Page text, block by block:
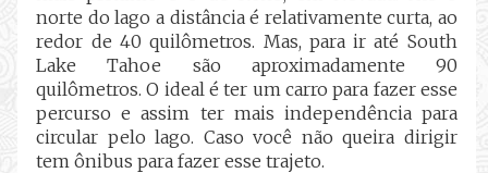
norte do lago a distância é relativamente curta, ao
redor de 40 quilômetros. Mas, para ir até South
Lake Tahoe são aproximadamente 90
quilômetros. O ideal é ter um carro para fazer esse
percurso e assim ter mais independência para
circular pelo lago. Caso você não queira dirigir
tem ônibus para fazer esse trajeto.